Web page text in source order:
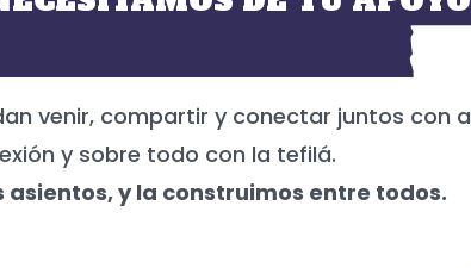
venir, compartir y conectar juntos con
y sobre todo con la tefilá.
asientos, y la construimos entre todos.